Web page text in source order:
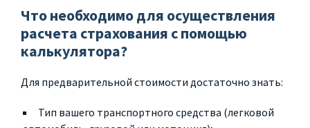
Что необходимо для осуществления
расчета страхования с помощью
калькулятора?
Для предварительной стоимости достаточно знать:
Тип вашего транспортного средства (легковой